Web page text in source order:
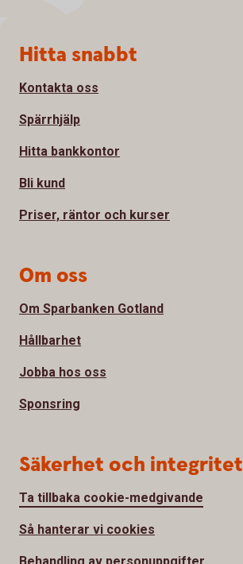
Sidfot
Hitta snabbt
Kontakta oss
Spärrhjälp
Hitta bankkontor
Bli kund
Priser, räntor och kurser
Om oss
Om Sparbanken Gotland
Hållbarhet
Jobba hos oss
Sponsring
Säkerhet och integritet
Ta tillbaka cookie-medgivande
Så hanterar vi cookies